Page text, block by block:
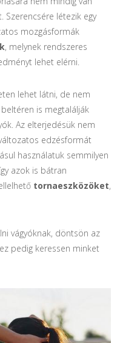
Szerencsére létezik egy
mozgásformák
, melynek rendszeres
lehet elérni.
lehet látni, de nem
is megtalálják
Az elterjedésük nem
edzésformát
használatuk semmilyen
azok is bátran
tornaeszközöket,
vágyóknak, döntsön az
pedig keressen minket